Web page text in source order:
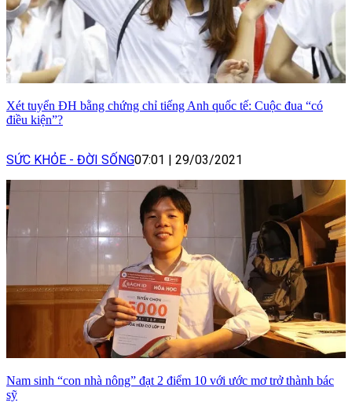
Xét tuyển ĐH bằng chứng chỉ tiếng Anh quốc tế: Cuộc đua “có
điều kiện”?
SỨC KHỎE - ĐỜI SỐNG07:01 29/03/2021
Nam sinh “con nhà nông” đạt 2 điểm 10 với ước mơ trở thành bác
sỹ